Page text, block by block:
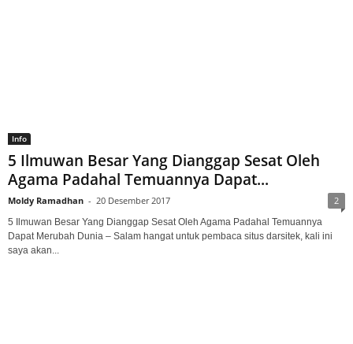
Info
5 Ilmuwan Besar Yang Dianggap Sesat Oleh
Agama Padahal Temuannya Dapat...
Moldy Ramadhan - 20 Desember 2017 2
5 Ilmuwan Besar Yang Dianggap Sesat Oleh Agama Padahal Temuannya
Dapat Merubah Dunia – Salam hangat untuk pembaca situs darsitek, kali ini
saya akan...